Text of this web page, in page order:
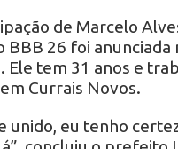
de Marcelo
BBB 26 foi anunciada
Ele tem 31 anos e
Currais Novos.
unido, eu tenho